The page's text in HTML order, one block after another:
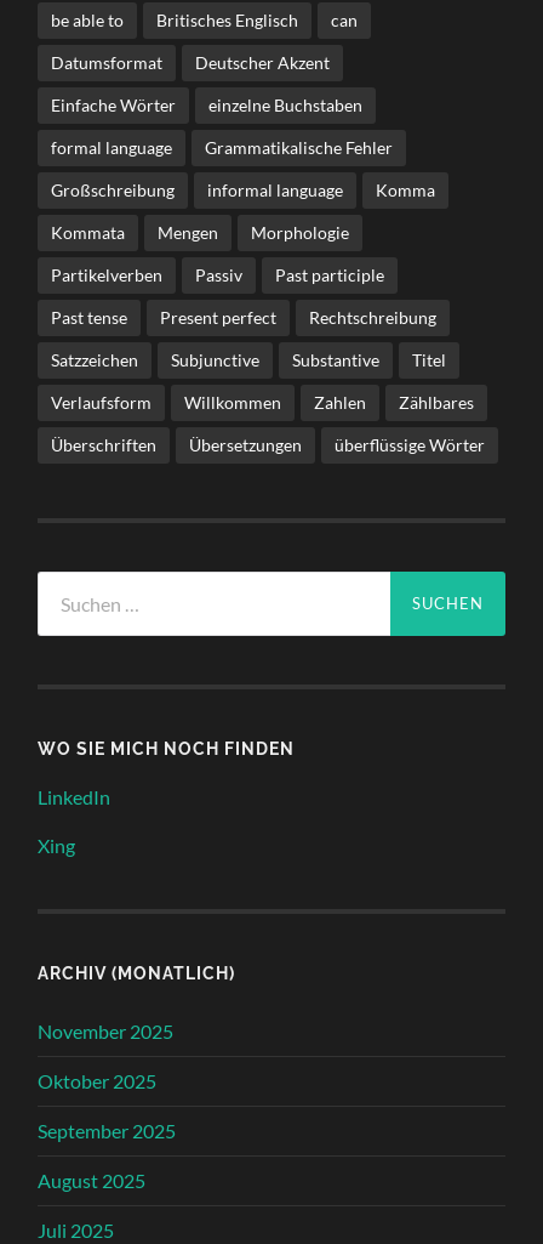
be able to Britisches Englisch can
Datumsformat Deutscher Akzent
Einfache Wörter einzelne Buchstaben
formal language Grammatikalische Fehler
Großschreibung informal language Komma
Kommata Mengen Morphologie
Partikelverben Passiv Past participle
Past tense Present perfect Rechtschreibung
Satzzeichen Subjunctive Substantive Titel
Verlaufsform Willkommen Zahlen Zählbares
Überschriften Übersetzungen überflüssige Wörter
nach:
WO SIE MICH NOCH FINDEN
LinkedIn
Xing
ARCHIV (MONATLICH)
November 2025
Oktober 2025
September 2025
August 2025
Juli 2025